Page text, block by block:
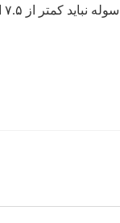
۸ متر در نظر گرفته شود.